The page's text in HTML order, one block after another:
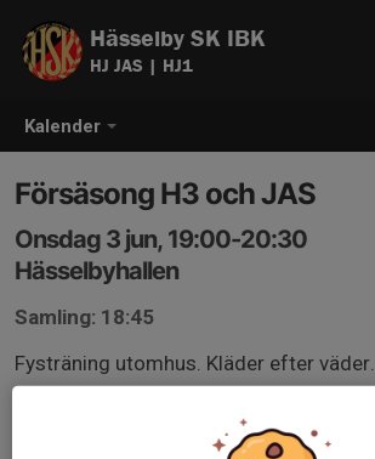
Kalender
Hässelby SK IBK
HJ JAS | HJ1
Försäsong H3 och JAS
Onsdag 3 jun, 19:00-20:30
Hässelbyhallen
Samling: 18:45
Fysträning utomhus. Kläder efter väder.